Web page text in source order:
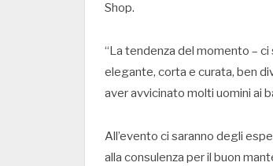
Shop.
“La tendenza del momento –
elegante, corta e curata, ben
aver avvicinato molti uomini ai
All’evento ci saranno degli
alla consulenza per il buon